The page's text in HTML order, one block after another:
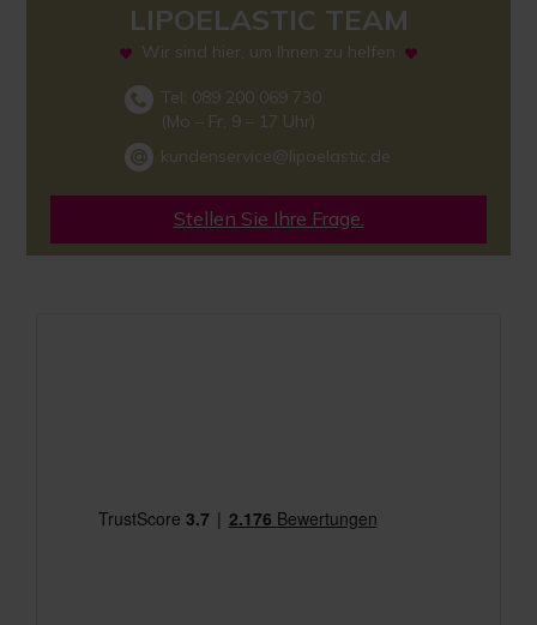
LIPOELASTIC TEAM
Wir sind hier, um Ihnen zu helfen
Tel: 089 200 069 730
(Mo – Fr, 9 – 17 Uhr)
kundenservice@lipoelastic.de
Stellen Sie Ihre Frage.